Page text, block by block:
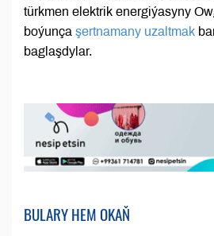
türkmen elektrik energiýasyny
boýunça şertnamany uzaltmak
baglaşdylar.
BULARY HEM OKAŇ